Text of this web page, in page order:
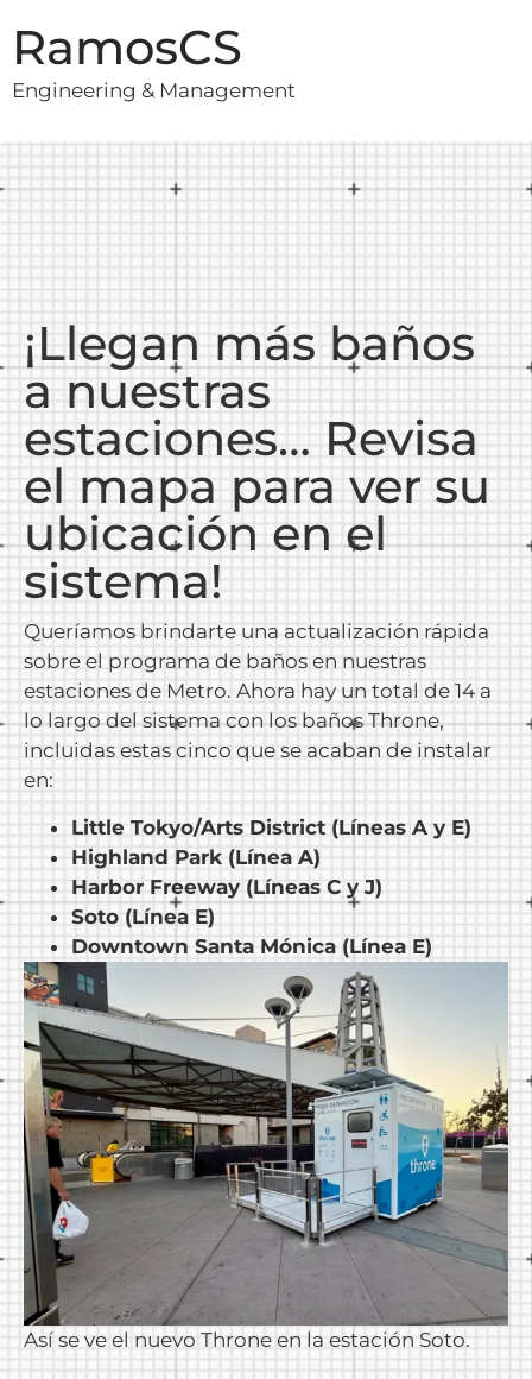
RamosCS
Engineering & Management
¡Llegan más baños
a nuestras
estaciones… Revisa
el mapa para ver su
ubicación en el
sistema!
Queríamos brindarte una actualización rápida
sobre el programa de baños en nuestras
estaciones de Metro. Ahora hay un total de 14 a
lo largo del sistema con los baños Throne,
incluidas estas cinco que se acaban de instalar
en:
Little Tokyo/Arts District (Líneas A y E)
Highland Park (Línea A)
Harbor Freeway (Líneas C y J)
Soto (Línea E)
Downtown Santa Mónica (Línea E)
Así se ve el nuevo Throne en la estación Soto.